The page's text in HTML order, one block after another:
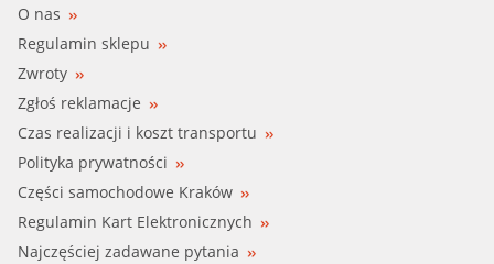
O nas
Regulamin sklepu
Zwroty
Zgłoś reklamacje
Czas realizacji i koszt transportu
Polityka prywatności
Części samochodowe Kraków
Regulamin Kart Elektronicznych
Najczęściej zadawane pytania